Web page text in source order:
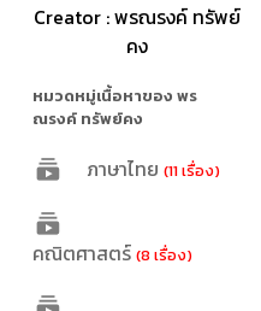
Creator : พรณรงค์ ทรัพย์
คง
หมวดหมู่เนื้อหาของ พร
ณรงค์ ทรัพย์คง
ภาษาไทย (11 เรื่อง)
คณิตศาสตร์ (8 เรื่อง)